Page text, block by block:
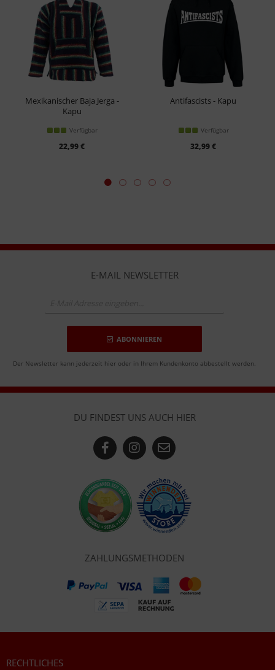
Mexikanischer Baja Jerga -
Kapu
Verfügbar
22,99 €
Antifascists - Kapu
Verfügbar
32,99 €
E-MAIL NEWSLETTER
ABONNIEREN
Der Newsletter kann jederzeit hier oder in Ihrem Kundenkonto abbestellt werden.
DU FINDEST UNS AUCH HIER
ZAHLUNGSMETHODEN
RECHTLICHES